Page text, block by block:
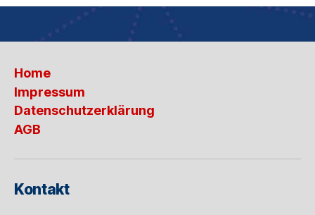
Home
Impressum
Datenschutzerklärung
AGB
Kontakt